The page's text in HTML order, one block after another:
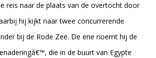
reis naar de plaats van de overtocht door
hij kijkt naar twee concurrerende
bij de Rode Zee. De ene noemt hij de
die in de buurt van Egypte